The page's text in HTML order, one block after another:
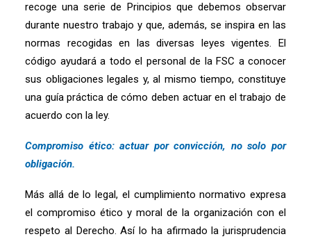
recoge una serie de Principios que debemos observar
durante nuestro trabajo y que, además, se inspira en las
normas recogidas en las diversas leyes vigentes. El
código ayudará a todo el personal de la FSC a conocer
sus obligaciones legales y, al mismo tiempo, constituye
una guía práctica de cómo deben actuar en el trabajo de
acuerdo con la ley.
Compromiso ético: actuar por convicción, no solo por
obligación.
Más allá de lo legal, el cumplimiento normativo expresa
el compromiso ético y moral de la organización con el
respeto al Derecho. Así lo ha afirmado la jurisprudencia